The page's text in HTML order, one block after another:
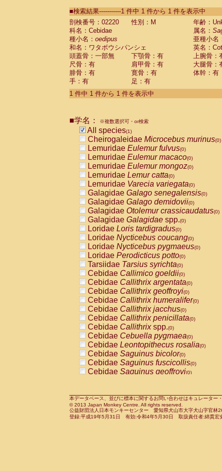
CebidaeSaguinus labiatus(0)
Cebidae Saguinus leucopus (0)
Cebidae
Cebidae
CebidaeSaguinus nigricollis (0)
Cebidae Saguinus oedipus
Cebidae Saguinus weddelli
Cebidae Saguinusspp.
Cebidae Aotus trivirgatus
Cebidae Cebus albifrons
CebidaeCebus nigrivittatus
CebidaeCebus
CebidaeSaimiri boliviensis(0)
CebidaeSaimiri sciureus(0)
AtelidaeAlouatta caraya(0)
AtelidaeAlouatta fusca(0)
AtelidaeAlouatta seniculus
AtelidaeAlouattaspp.(0)
AtelidaeAteles belzebuth(0)
AtelidaeAteles geoffroyi(0)
AtelidaeAteles paniscus(0)
AtelidaeAtelesspp.(0)
Atelidae Lagothrix lagothricha
AtelidaeLagothrix lagothricha cana
PitheciidaeCacajao calvus
PitheciidaeCallicebus cupreus
PitheciidaeCallicebus donacophilus
PitheciidaeCallicebus moloch
PitheciidaeCallicebus torquatus
PitheciidaeCallicebusspp.(0)
PitheciidaeChiropotes satanas(0)
PitheciidaePithecia monachus
PitheciidaePithecia pithecia(0)
CercopithecidaeCercocebus agilis
CercopithecidaeCercocebus
CercopithecidaeCercocebus
CercopithecidaeCercocebus
CercopithecidaeCercocebus
CercopithecidaeCercocebushybrid
CercopithecidaePapio anubis(0)
CercopithecidaePapio cynocephalus
CercopithecidaePapio hamadryas(0)
■検索結果-----------1 件中 1 件から 1 件を表示中
剖検番号：02220
性別：M
年齢：
科名：Cebidae
属名：
種小名： oedipus
亜種小名
和名：ワタボウシパンシェ
英名：
頭蓋骨：一部無
下顎骨：有
上腕骨：
尺骨：有
肩甲骨：有
大腿骨：
腓骨：有
寛骨：有
体幹：有
手：有
足：有
1 件中 1 件から 1 件を表示中
■学名： ※複数選択可・or検索
All species(1)
Cheirogaleidae Microcebus murinus(0)
Lemuridae Eulemur fulvus(0)
Lemuridae Eulemur macaco(0)
Lemuridae Eulemur mongoz(0)
Lemuridae Lemur catta(0)
Lemuridae Varecia variegata(0)
Galagidae Galago senegalensis(0)
Galagidae Galago demidovii(0)
Galagidae Otolemur crassicaudatus(0)
Galagidae Galagidae spp.(0)
Loridae Loris tardigradus(0)
Loridae Nycticebus coucang(0)
Loridae Nycticebus pygmaeus(0)
Loridae Perodicticus potto(0)
Tarsiidae Tarsius syrichta(0)
Cebidae Callimico goeldii(0)
Cebidae Callithrix argentata(0)
Cebidae Callithrix geoffroyi(0)
Cebidae Callithrix humeralifer(0)
Cebidae Callithrix jacchus(0)
Cebidae Callithrix penicillata(0)
Cebidae Callithrixspp.(0)
Cebidae Cebuella pygmaea(0)
Cebidae Leontopithecus rosalia(0)
Cebidae Saguinus bicolor(0)
Cebidae Saguinus fuscicollis(0)
Cebidae Saguinus geoffroyi(0)
CebidaeSaguinus leucopus(0)
CebidaeSaguinus midas(0)
Cebidae Saguinus mystax(0)
本データベース、並びに標本に関するお問い合わせはキュレータ
© 2013 Japan Monkey Centre. All rights reserved.
公益財団法人日本モンキーセンター 愛知県犬山市大字犬山字官
登録:平成19年5月31日 有効:令和4年5月30日 取扱責任者:綿貫宏